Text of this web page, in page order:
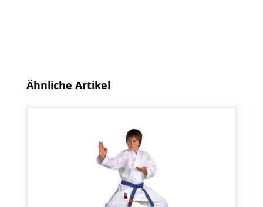
Produktgalerie überspringen
Ähnliche Artikel